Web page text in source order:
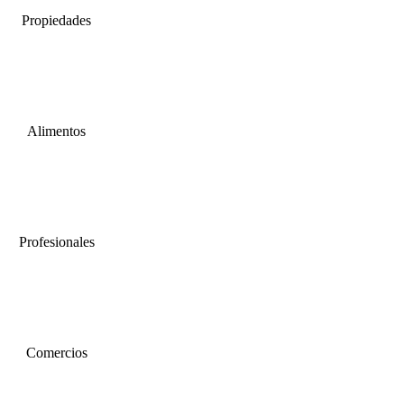
Propiedades
Alimentos
Profesionales
Comercios